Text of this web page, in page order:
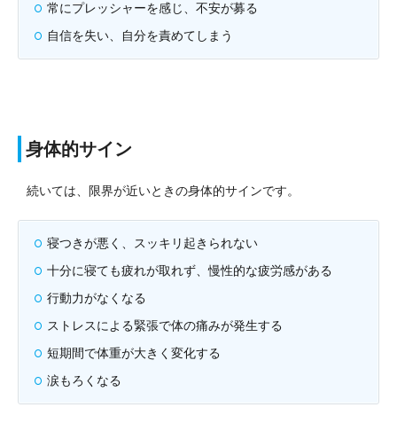
常にプレッシャーを感じ、不安が募る
自信を失い、自分を責めてしまう
身体的サイン
続いては、限界が近いときの身体的サインです。
寝つきが悪く、スッキリ起きられない
十分に寝ても疲れが取れず、慢性的な疲労感がある
行動力がなくなる
ストレスによる緊張で体の痛みが発生する
短期間で体重が大きく変化する
涙もろくなる